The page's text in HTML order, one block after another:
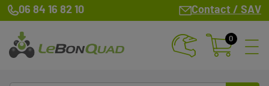
06 84 16 82 10 Contact / SAV
0